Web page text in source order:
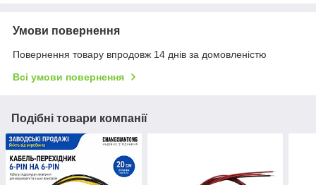
Умови повернення
Повернення товару впродовж 14 днів за домовленістю
Всі умови повернення
Подібні товари компанії